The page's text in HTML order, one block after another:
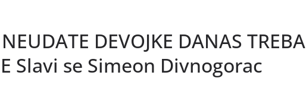
DEVOJKE DANAS TREBA
Slavi se Simeon Divnogorac